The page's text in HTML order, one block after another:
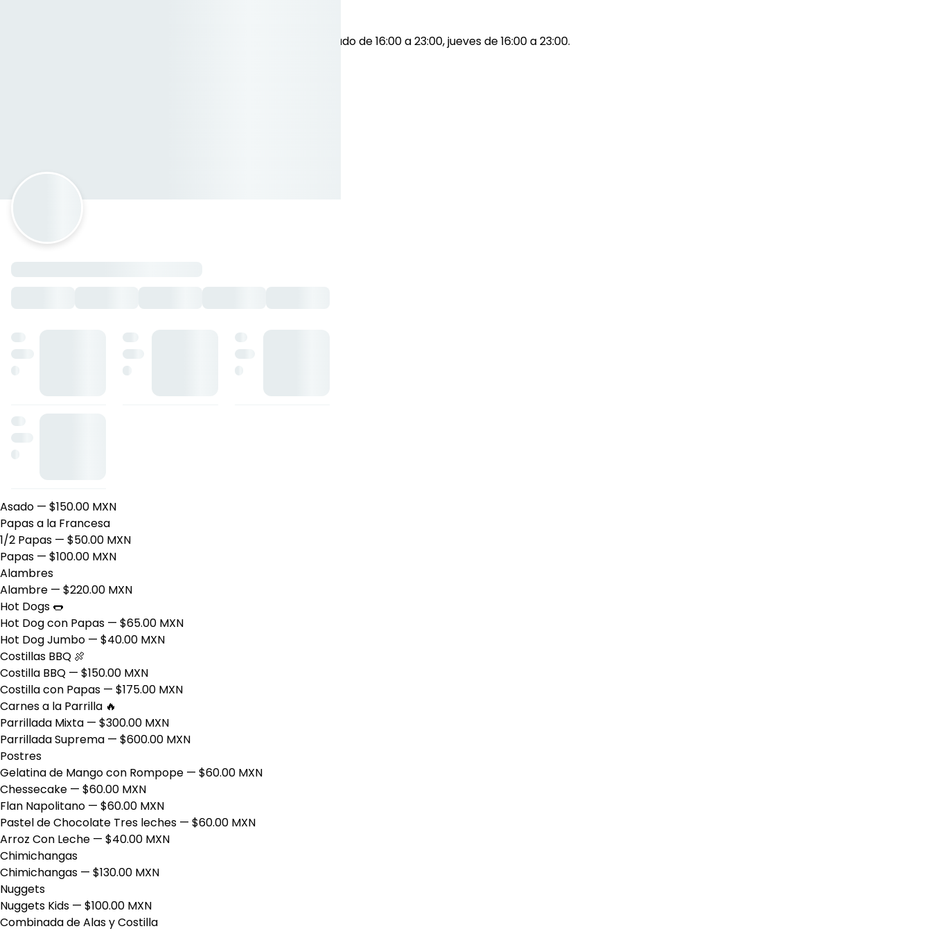
Horario: domingo de 15:00 a 22:00, viernes de 16:00 a 23:00, sábado de 16:00 a 23:00, jueves de 16:00 a 23:00.
Bacon con Papas
Bacon
— $150.00 MXN
Res con Papas
Hamburguesa Arrachera
Aguas Frescas y Cremas
Crema de Mango— $60.00 MXN
Crema de Fresa— $60.00 MXN
Agua de Horchata
— $60.00 MXN
Agua de Jamaica
— $60.00 MXN
Boneless
Boneless con Papas
— $155.00 MXN
Brocheta
Brocheta
Tacos
— $50.00 MXN
Asado — $150.00 MXN
Papas a la Francesa
1/2 Papas — $50.00 MXN
Papas — $100.00 MXN
Alambres
Alambre — $220.00 MXN
Hot Dogs 🌭
Hot Dog con Papas — $65.00 MXN
Hot Dog Jumbo — $40.00 MXN
Costillas BBQ 🍖
Costilla BBQ — $150.00 MXN
Costilla con Papas — $175.00 MXN
Carnes a la Parrilla 🔥
Parrillada Mixta — $300.00 MXN
Parrillada Suprema — $600.00 MXN
Postres
Gelatina de Mango con Rompope — $60.00 MXN
Chessecake — $60.00 MXN
Flan Napolitano — $60.00 MXN
Pastel de Chocolate Tres leches — $60.00 MXN
Arroz Con Leche — $40.00 MXN
Chimichangas
Chimichangas — $130.00 MXN
Nuggets
Nuggets Kids — $100.00 MXN
Combinada de Alas y Costilla